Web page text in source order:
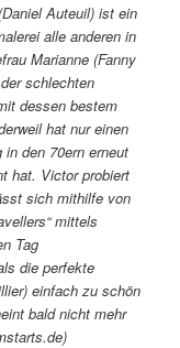
Auteuil) ist ein
alle anderen in
Marianne (Fanny
schlechten
dessen bestem
hat nur einen
den 70ern erneut
hat. Victor probiert
sich mithilfe von
mittels
Tag
die perfekte
einfach zu schön
bald nicht mehr